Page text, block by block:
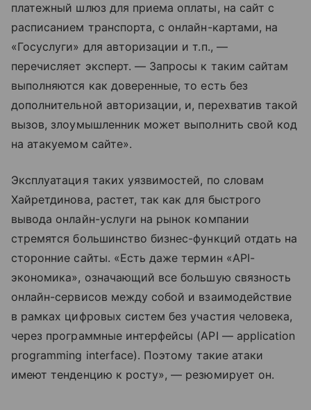
платежный шлюз для приема оплаты, на сайт с
расписанием транспорта, с онлайн-картами, на
«Госуслуги» для авторизации и т.п., —
перечисляет эксперт. — Запросы к таким сайтам
выполняются как доверенные, то есть без
дополнительной авторизации, и, перехватив такой
вызов, злоумышленник может выполнить свой код
на атакуемом сайте».
Эксплуатация таких уязвимостей, по словам
Хайретдинова, растет, так как для быстрого
вывода онлайн-услуги на рынок компании
стремятся большинство бизнес-функций отдать на
сторонние сайты. «Есть даже термин «API-
экономика», означающий все большую связность
онлайн-сервисов между собой и взаимодействие
в рамках цифровых систем без участия человека,
через программные интерфейсы (API — application
programming interface). Поэтому такие атаки
имеют тенденцию к росту», — резюмирует он.